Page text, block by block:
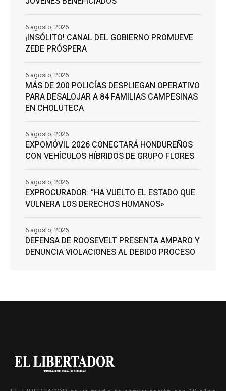
¡INSÓLITO! CANAL DEL GOBIERNO PROMUEVE
ZEDE PRÓSPERA
6 agosto, 2026
MÁS DE 200 POLICÍAS DESPLIEGAN OPERATIVO
PARA DESALOJAR A 84 FAMILIAS CAMPESINAS
EN CHOLUTECA
6 agosto, 2026
EXPOMÓVIL 2026 CONECTARÁ HONDUREÑOS
CON VEHÍCULOS HÍBRIDOS DE GRUPO FLORES
6 agosto, 2026
EXPROCURADOR: “HA VUELTO EL ESTADO QUE
VULNERA LOS DERECHOS HUMANOS»
6 agosto, 2026
DEFENSA DE ROOSEVELT PRESENTA AMPARO Y
DENUNCIA VIOLACIONES AL DEBIDO PROCESO
6 agosto, 2026